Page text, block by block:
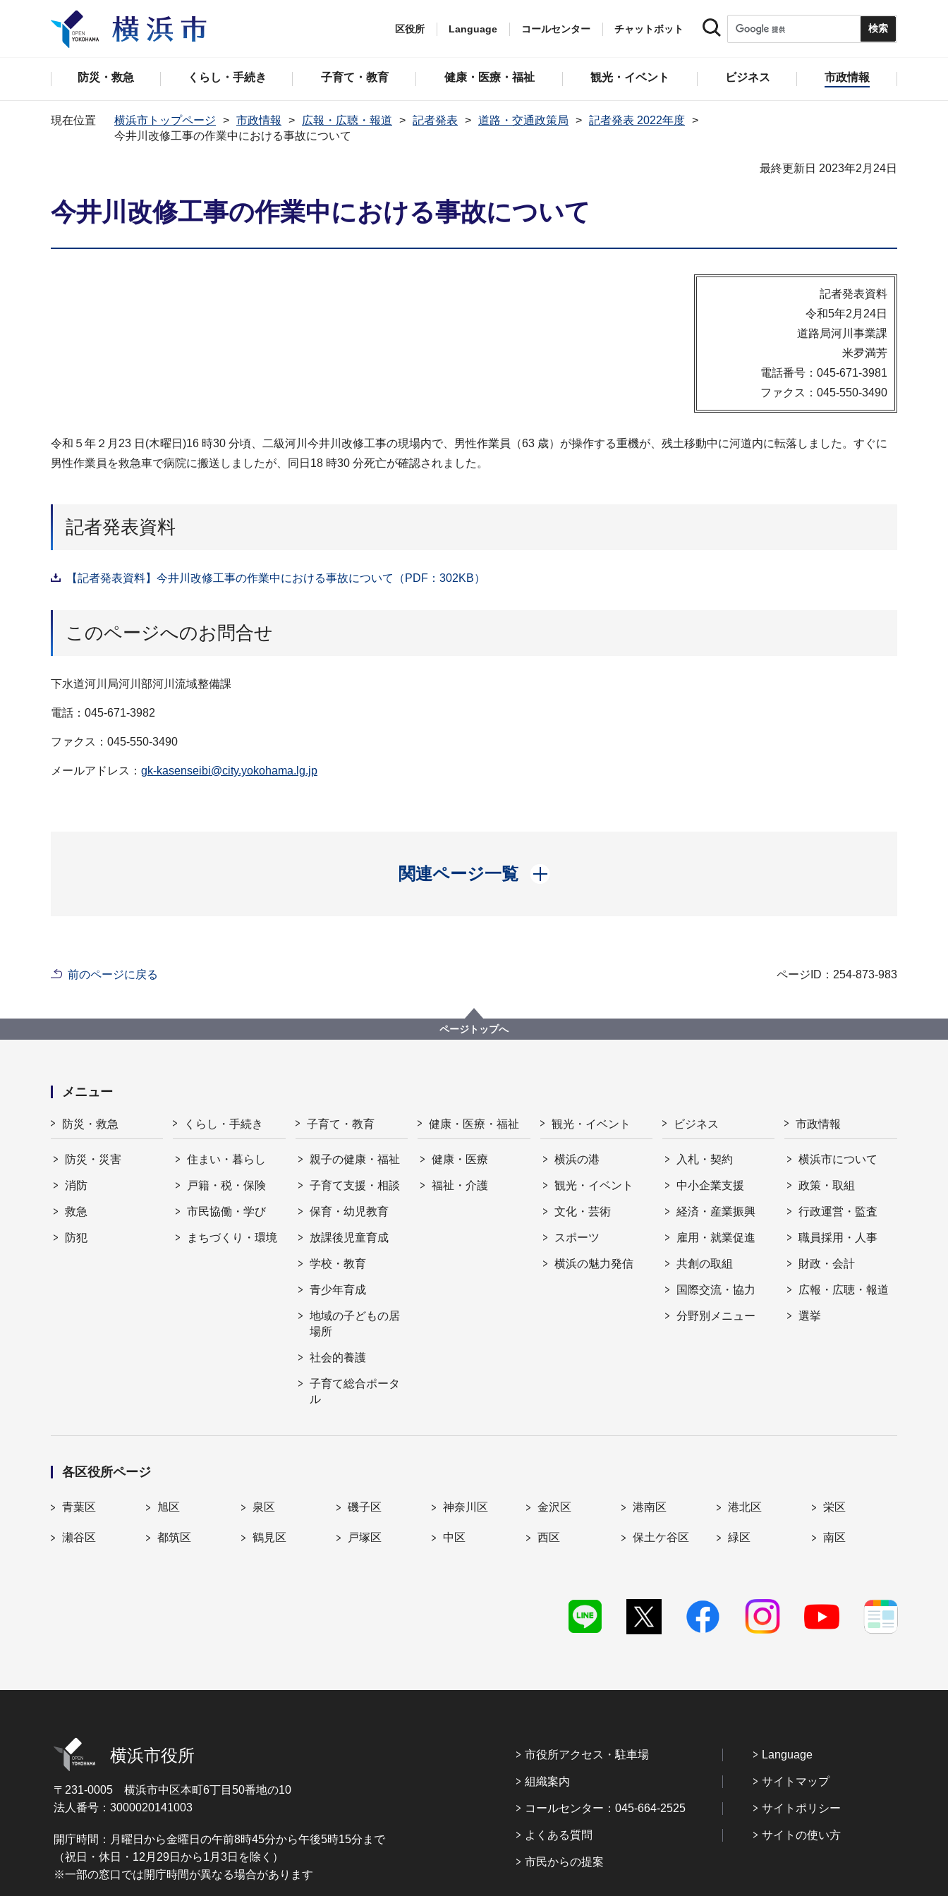
区役所 Language コールセンター チャットボット
防災・救急 くらし・手続き 子育て・教育 健康・医療・福祉 観光・イベント ビジネス 市政情報
現在位置 横浜市トップページ 市政情報 広報・広聴・報道 記者発表 道路・交通政策局
記者発表 2022年度
今井川改修工事の作業中における事故について
最終更新日 2023年2月24日
今井川改修工事の作業中における事故について
記者発表資料
令和5年2月24日
道路局河川事業課
米夛満芳
電話番号：045-671-3981
ファクス：045-550-3490
令和５年２月23 日(木曜日)16 時30 分頃、二級河川今井川改修工事の現場内で、男性作業員（63 歳）が操作する重機が、残土移動中に河道内に転落しました。すぐに
男性作業員を救急車で病院に搬送しましたが、同日18 時30 分死亡が確認されました。
記者発表資料
【記者発表資料】今井川改修工事の作業中における事故について（PDF：302KB）
このページへのお問合せ
下水道河川局河川部河川流域整備課
電話：045-671-3982
ファクス：045-550-3490
メールアドレス： gk-kasenseibi@city.yokohama.lg.jp
関連ページ一覧
開く
前のページに戻る ページID：254-873-983
ページトップへ
メニュー
防災・救急
防災・災害
消防
救急
防犯
くらし・手続き
住まい・暮らし
戸籍・税・保険
市民協働・学び
まちづくり・環境
子育て・教育
親子の健康・福祉
子育て支援・相談
保育・幼児教育
放課後児童育成
学校・教育
青少年育成
地域の子どもの居
場所
社会的養護
子育て総合ポータ
ル
健康・医療・福祉
健康・医療
福祉・介護
観光・イベント
横浜の港
観光・イベント
文化・芸術
スポーツ
横浜の魅力発信
ビジネス
入札・契約
中小企業支援
経済・産業振興
雇用・就業促進
共創の取組
国際交流・協力
分野別メニュー
市政情報
横浜市について
政策・取組
行政運営・監査
職員採用・人事
財政・会計
広報・広聴・報道
選挙
各区役所ページ
青葉区 旭区 泉区 磯子区 神奈川区 金沢区 港南区 港北区 栄区
瀬谷区 都筑区 鶴見区 戸塚区 中区 西区 保土ケ谷区 緑区 南区
横浜市役所
〒231-0005 横浜市中区本町6丁目50番地の10
法人番号：3000020141003
開庁時間：月曜日から金曜日の午前8時45分から午後5時15分まで
（祝日・休日・12月29日から1月3日を除く）
※一部の窓口では開庁時間が異なる場合があります
市役所アクセス・駐車場
組織案内
コールセンター：045-664-2525
よくある質問
市民からの提案
Language
サイトマップ
サイトポリシー
サイトの使い方